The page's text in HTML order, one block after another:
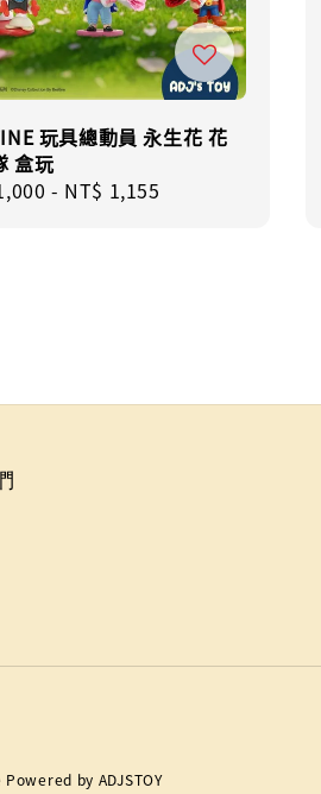
玩具總動員 永生花 花
盒玩
- NT$ 1,155
by ADJSTOY